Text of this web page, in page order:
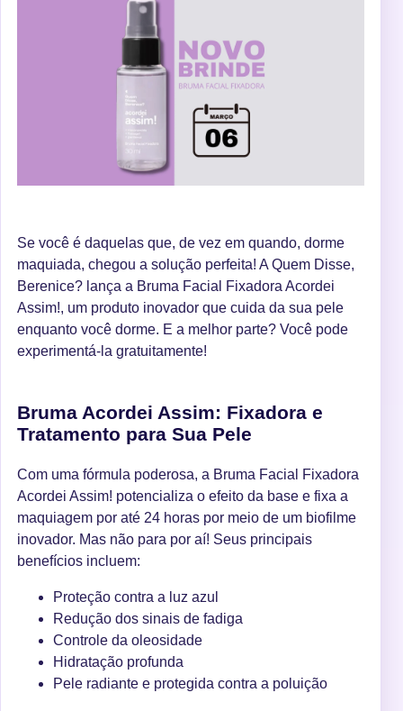
Se você é daquelas que, de vez em quando, dorme
maquiada, chegou a solução perfeita! A Quem Disse,
Berenice? lança a Bruma Facial Fixadora Acordei
Assim!, um produto inovador que cuida da sua pele
enquanto você dorme. E a melhor parte? Você pode
experimentá-la gratuitamente!
Bruma Acordei Assim: Fixadora e
Tratamento para Sua Pele
Com uma fórmula poderosa, a Bruma Facial Fixadora
Acordei Assim! potencializa o efeito da base e fixa a
maquiagem por até 24 horas por meio de um biofilme
inovador. Mas não para por aí! Seus principais
benefícios incluem:
Proteção contra a luz azul
Redução dos sinais de fadiga
Controle da oleosidade
Hidratação profunda
Pele radiante e protegida contra a poluição